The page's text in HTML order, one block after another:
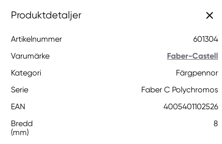
Produktdetaljer
Artikelnummer
601304
Varumärke
Faber-Castell
Kategori
Färgpennor
Serie
Faber C Polychromos
EAN
4005401102526
Bredd
(mm)
8